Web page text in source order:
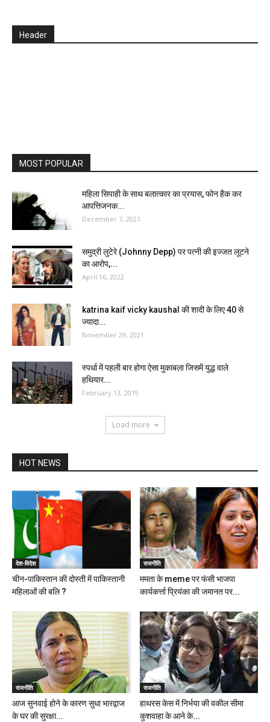
Header
MOST POPULAR
महिला सिपाही के साथ बलात्कार का प्रयास, फोन हैक कर
आपत्तिजनक...
December 7, 2021
समुद्री लुटेरे (Johnny Depp) पर पत्नी की इज्जत लूटने
का आरोप,...
April 16, 2022
katrina kaif vicky kaushal की शादी के लिए 40 से
ज्यादा...
November 29, 2021
स्पर्धा में पहली बार होगा ऐसा मुकाबला जिसमें युद्ध वाले
हथियार...
February 13, 2019
Load more
HOT NEWS
देश-विदेश
चीन-पाकिस्तान की दोस्ती में पाकिस्तानी
महिलाओं की बलि ?
राजनीति
ममता के meme पर फंसी भाजपा
कार्यकर्त्ता प्रियंका की जमानत पर...
राजनीति
आज सुनवाई होने के कारण सुधा भारद्वाज
के घर की सुरक्षा...
राजनीति
हाथरस केस में निर्भया की वकील सीमा
कुशवाहा के आने के...